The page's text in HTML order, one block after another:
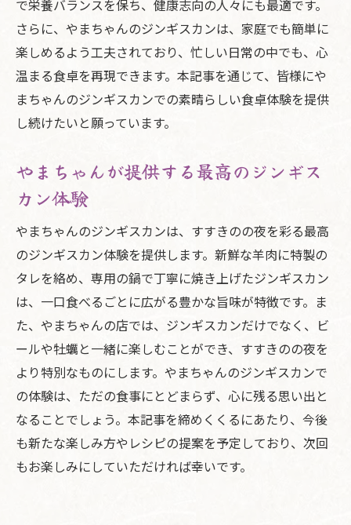
ない体験
すすきのでの特別なひとときを演出
すすきので話題のやまちゃんのジンギスカンを
味わう
やまちゃんのジンギスカンとの出会い
人気のジンギスカンを味わう特別な機会
新鮮な羊肉と特製タレの絶妙なハーモニー
やまちゃんのジンギスカンで心を満たす
すすきのでしか味わえないジンギスカンの
魅力
で栄養バランスを保ち、健康志向の人々にも最適です。
さらに、やまちゃんのジンギスカンは、家庭でも簡単に
楽しめるよう工夫されており、忙しい日常の中でも、心
温まる食卓を再現できます。本記事を通じて、皆様にや
まちゃんのジンギスカンでの素晴らしい食卓体験を提供
し続けたいと願っています。
やまちゃんが提供する最高のジンギス
カン体験
やまちゃんのジンギスカンは、すすきのの夜を彩る最高
のジンギスカン体験を提供します。新鮮な羊肉に特製の
タレを絡め、専用の鍋で丁寧に焼き上げたジンギスカン
は、一口食べるごとに広がる豊かな旨味が特徴です。ま
た、やまちゃんの店では、ジンギスカンだけでなく、ビ
ールや牡蠣と一緒に楽しむことができ、すすきのの夜を
より特別なものにします。やまちゃんのジンギスカンで
の体験は、ただの食事にとどまらず、心に残る思い出と
なることでしょう。本記事を締めくくるにあたり、今後
も新たな楽しみ方やレシピの提案を予定しており、次回
もお楽しみにしていただければ幸いです。